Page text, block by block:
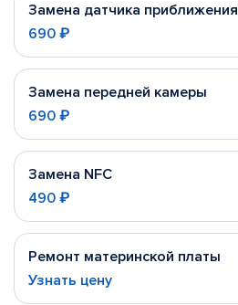
Замена датчика приближения
690 ₽
Замена передней камеры
690 ₽
Замена NFC
490 ₽
Ремонт материнской платы
Узнать цену